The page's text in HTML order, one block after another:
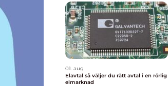
01. aug
Elavtal så väljer du rätt avtal i en rörlig
elmarknad